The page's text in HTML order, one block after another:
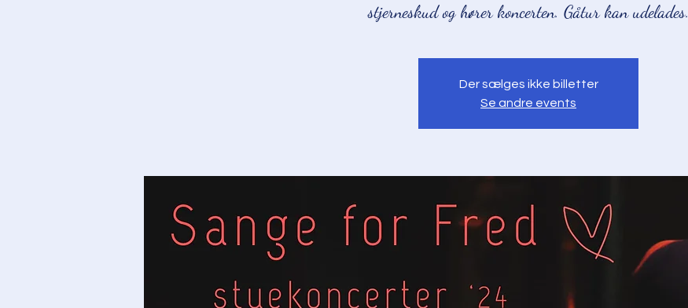
stjerneskud og hører koncerten. Gåtur kan udelades.
Der sælges ikke billetter
Se andre events